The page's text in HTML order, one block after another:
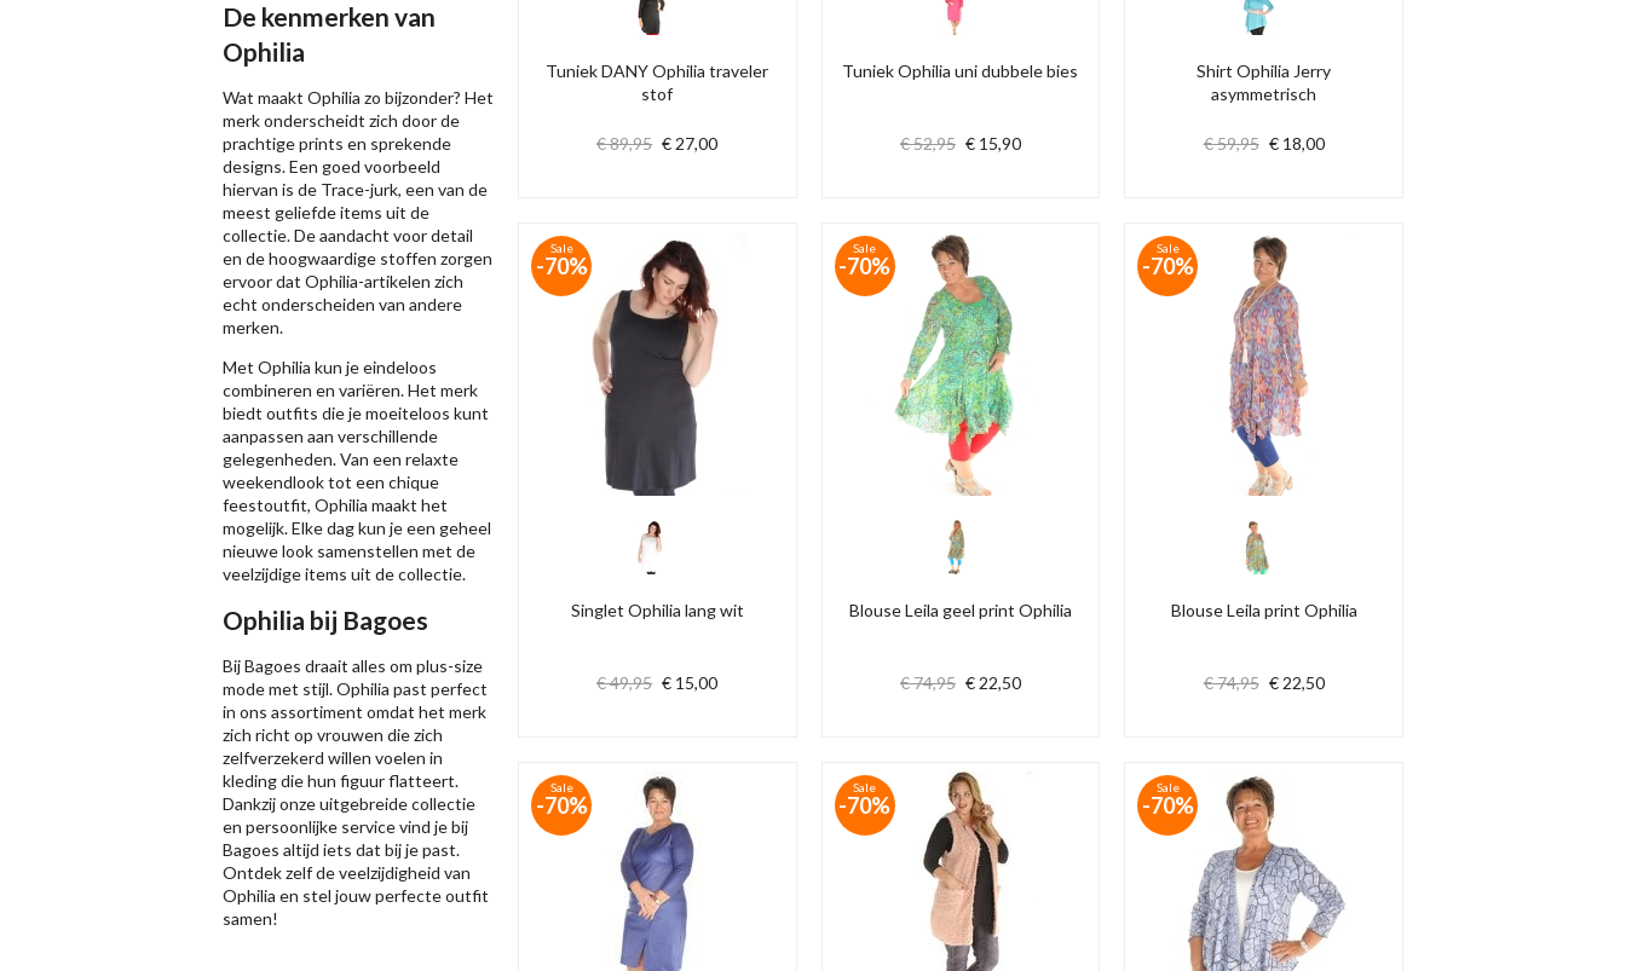
Tuniek DANY Ophilia traveler
stof
€ 89,95 € 27,00
Tuniek Ophilia uni dubbele bies
€ 52,95 € 15,90
Shirt Ophilia Jerry
asymmetrisch
€ 59,95 € 18,00
Singlet Ophilia lang wit
€ 49,95 € 15,00
Sale
-70%
Blouse Leila geel print Ophilia
€ 74,95 € 22,50
Sale
-70%
Blouse Leila print Ophilia
€ 74,95 € 22,50
Sale
-70%
Sale
-70%
Sale
-70%
Sale
-70%
De kenmerken van
Ophilia
Wat maakt Ophilia zo bijzonder? Het
merk onderscheidt zich door de
prachtige prints en sprekende
designs. Een goed voorbeeld
hiervan is de Trace-jurk, een van de
meest geliefde items uit de
collectie. De aandacht voor detail
en de hoogwaardige stoffen zorgen
ervoor dat Ophilia-artikelen zich
echt onderscheiden van andere
merken.
Met Ophilia kun je eindeloos
combineren en variëren. Het merk
biedt outfits die je moeiteloos kunt
aanpassen aan verschillende
gelegenheden. Van een relaxte
weekendlook tot een chique
feestoutfit, Ophilia maakt het
mogelijk. Elke dag kun je een geheel
nieuwe look samenstellen met de
veelzijdige items uit de collectie.
Ophilia bij Bagoes
Bij Bagoes draait alles om plus-size
mode met stijl. Ophilia past perfect
in ons assortiment omdat het merk
zich richt op vrouwen die zich
zelfverzekerd willen voelen in
kleding die hun figuur flatteert.
Dankzij onze uitgebreide collectie
en persoonlijke service vind je bij
Bagoes altijd iets dat bij je past.
Ontdek zelf de veelzijdigheid van
Ophilia en stel jouw perfecte outfit
samen!